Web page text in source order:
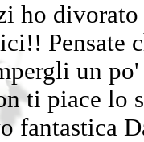
ho
Pensate
un
ti piace lo
fantastica